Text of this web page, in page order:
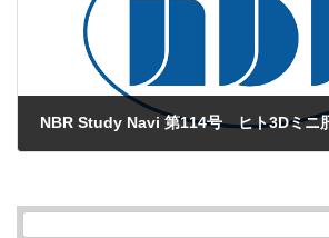
NBR Study Navi 第114号 ヒト3Dミニ
検